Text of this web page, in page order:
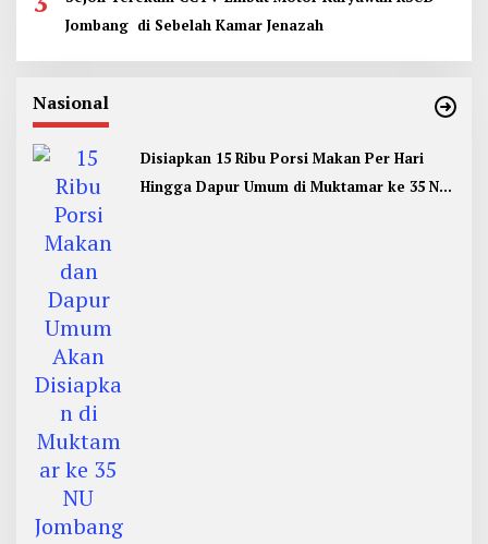
Jombang di Sebelah Kamar Jenazah
Nasional
Disiapkan 15 Ribu Porsi Makan Per Hari
Hingga Dapur Umum di Muktamar ke 35 NU